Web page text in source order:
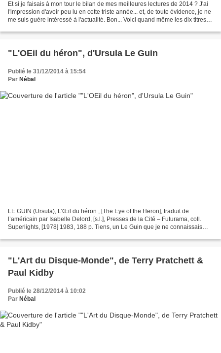
Et si je faisais à mon tour le bilan de mes meilleures lectures de 2014 ? J'ai
l'impression d'avoir peu lu en cette triste année... et, de toute évidence, je ne
me suis guère intéressé à l'actualité. Bon... Voici quand même les dix titres
"L'OEil du héron", d'Ursula Le Guin
Publié le 31/12/2014 à 15:54
Par Nébal
LE GUIN (Ursula), L’Œil du héron , [The Eye of the Heron], traduit de
l’américain par Isabelle Delord, [s.l.], Presses de la Cité – Futurama, coll.
Superlights, [1978] 1983, 188 p. Tiens, un Le Guin que je ne connaissais
"L'Art du Disque-Monde", de Terry Pratchett &
Paul Kidby
Publié le 28/12/2014 à 10:02
Par Nébal